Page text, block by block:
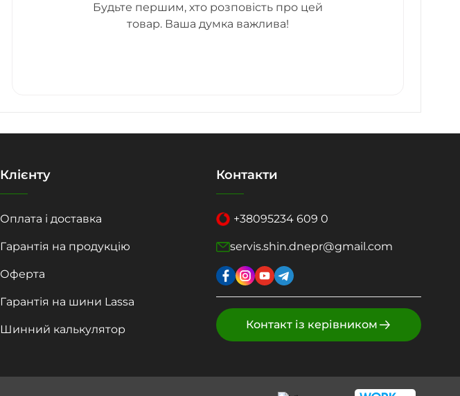
Будьте першим, хто розповість про цей
товар. Ваша думка важлива!
Клієнту
Оплата і доставка
Гарантія на продукцію
Оферта
Гарантія на шини Lassa
Шинний калькулятор
Контакти
+38095234 609 0
servis.shin.dnepr@gmail.com
Контакт із керівником